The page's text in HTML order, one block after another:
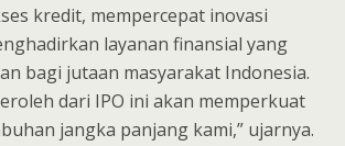
kredit, mempercepat inovasi
layanan finansial yang
bagi jutaan masyarakat Indonesia.
dari IPO ini akan memperkuat
jangka panjang kami,” ujarnya.